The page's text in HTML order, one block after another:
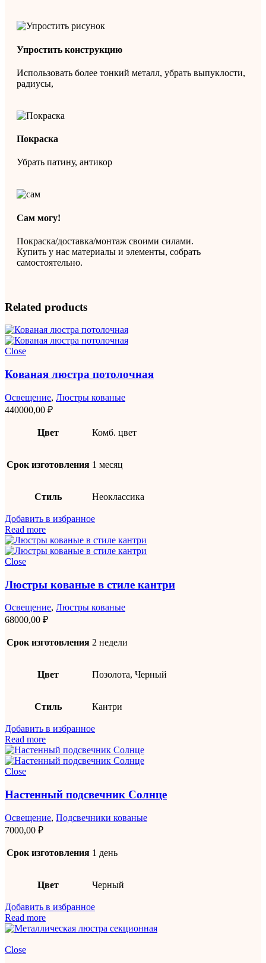
Упростить конструкцию
Использовать более тонкий металл, убрать выпуклости,
радиусы,
Покраска
Убрать патину, антикор
Сам могу!
Покраска/доставка/монтаж своими силами.
Купить у нас материалы и элементы, собрать
самостоятельно.
Related products
Close
Кованая люстра потолочная
Освещение, Люстры кованые
440000,00 ₽
Цвет Комб. цвет
Срок изготовления 1 месяц
Стиль Неоклассика
Добавить в избранное
Read more
Close
Люстры кованые в стиле кантри
Освещение, Люстры кованые
68000,00 ₽
Срок изготовления 2 недели
Цвет Позолота, Черный
Стиль Кантри
Добавить в избранное
Read more
Close
Настенный подсвечник Солнце
Освещение, Подсвечники кованые
7000,00 ₽
Срок изготовления 1 день
Цвет Черный
Добавить в избранное
Read more
Close